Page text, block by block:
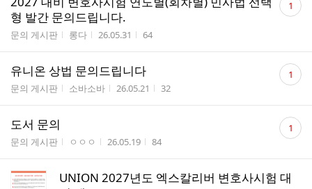
형 발간 문의드립니다.
게시판명
문의 게시판 작성자
롱다 작성시간
26.05.31 조회수
64
글 1
유니온 상법 문의드립니다
게시판명
문의 게시판 작성자
소바소바 작성시간
26.05.21 조회수
32
댓
글 1
도서 문의
게시판명
문의 게시판 작성자
ㅇㅇㅇ 작성시간
26.05.19 조회수
84
댓
글 1
UNION 2027년도 엑스칼리버 변호사시험 대